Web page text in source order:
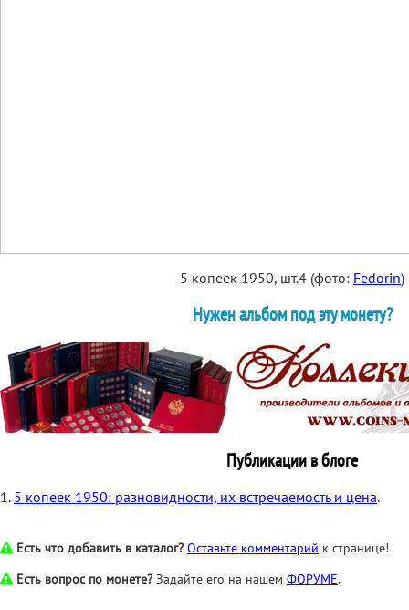
5 копеек 1950, шт.4 (фото: Fedorin)
Нужен альбом под эту монету?
Публикации в блоге
1. 5 копеек 1950: разновидности, их встречаемость и цена.
Есть что добавить в каталог? Оставьте комментарий к странице!
Есть вопрос по монете? Задайте его на нашем ФОРУМЕ.